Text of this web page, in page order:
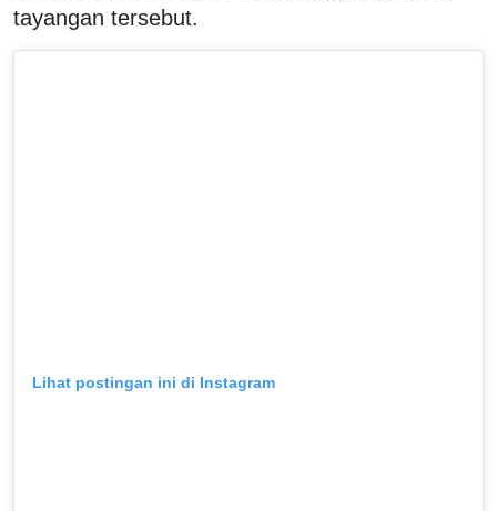
tayangan tersebut.
Lihat postingan ini di Instagram